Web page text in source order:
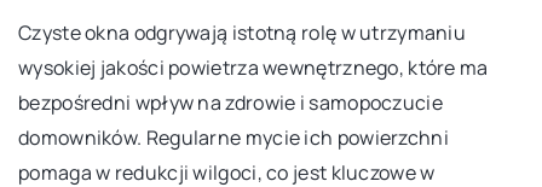
Czyste okna odgrywają istotną rolę w utrzymaniu
wysokiej jakości powietrza wewnętrznego, które ma
bezpośredni wpływ na zdrowie i samopoczucie
domowników. Regularne mycie ich powierzchni
pomaga w redukcji wilgoci, co jest kluczowe w